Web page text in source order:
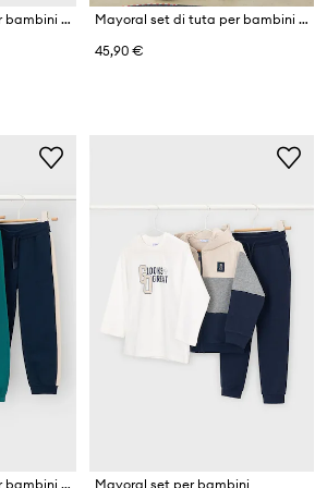
Mayoral set di tuta per bambini con cotone
Mayoral set di tuta per bambini con cotone
45,90 €
Mayoral set di tuta per bambini con cotone
Mayoral set per bambini